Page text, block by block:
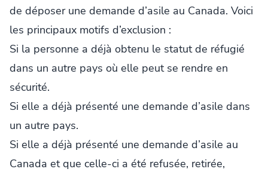
de déposer une demande d’asile au Canada. Voici
les principaux motifs d’exclusion :
Si la personne a déjà obtenu le statut de réfugié
dans un autre pays où elle peut se rendre en
sécurité.
Si elle a déjà présenté une demande d’asile dans
un autre pays.
Si elle a déjà présenté une demande d’asile au
Canada et que celle-ci a été refusée, retirée,